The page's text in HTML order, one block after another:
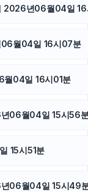
수구막힘
탄피부과
수구막힘
2026년06월04일 16
06월04일 16시07분
월04일 16시01분
년06월04일 15시56
15시51분
년06월04일 15시49